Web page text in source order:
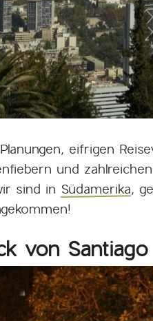
eifrigen
und
sind in Südamerika,
von Santiago